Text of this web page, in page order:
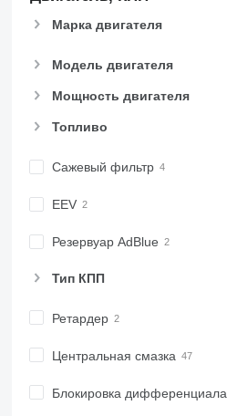
CS
E-series
F-series
M-series
NR
RM
Марка двигателя
Модель двигателя
Мощность двигателя
Топливо
Сажевый фильтр
EEV
Резервуар AdBlue
Тип КПП
Ретардер
Центральная смазка
Блокировка дифференциала